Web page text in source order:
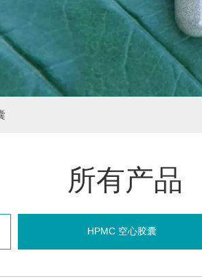
所有产品
HPMC 空心胶囊